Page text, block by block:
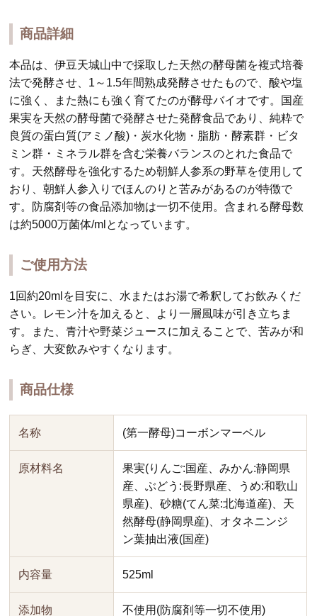
商品詳細
本品は、伊豆天城山中で採取した天然の酵母菌を複式培養
法で発酵させ、1～1.5年間熟成発酵させたもので、酸や塩
に強く、また熱にも強く育てたのが酵母バイオです。国産
果実を天然の酵母菌で発酵させた発酵食品であり、純粋で
良質の蛋白質(アミノ酸)・炭水化物・脂肪・酵素群・ビタ
ミン群・ミネラル群を含む栄養バランスのとれた食品で
す。天然酵母を強化するため朝鮮人参系の野草を使用して
おり、朝鮮人参入りでほんのりと苦みがあるのが特徴で
す。防腐剤等の食品添加物は一切不使用。含まれる酵母数
は約5000万菌体/mlとなっています。
ご使用方法
1回約20mlを目安に、水またはお湯で希釈してお飲みくだ
さい。レモン汁を加えると、より一層風味が引き立ちま
す。また、青汁や野菜ジュースに加えることで、苦みが和
らぎ、大変飲みやすくなります。
商品仕様
名称 (第一酵母)コーボンマーベル
原材料名
果実(りんご:国産、みかん:静岡県
産、ぶどう:長野県産、うめ:和歌山
県産)、砂糖(てん菜:北海道産)、天
然酵母(静岡県産)、オタネニンジ
ン葉抽出液(国産)
内容量 525ml
添加物 不使用(防腐剤等一切不使用)